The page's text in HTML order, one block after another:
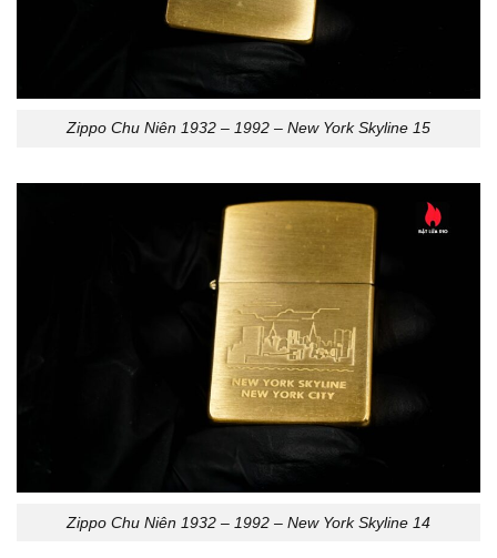
Zippo Chu Niên 1932 – 1992 – New York Skyline 15
Zippo Chu Niên 1932 – 1992 – New York Skyline 14